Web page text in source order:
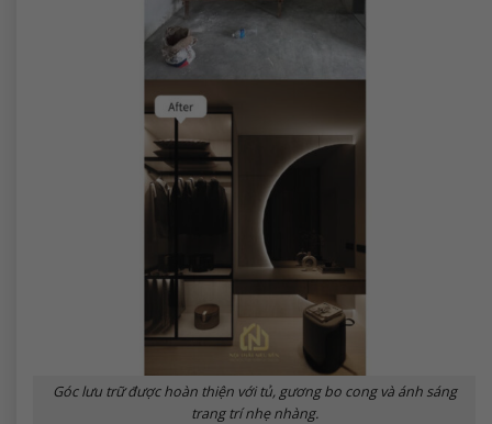
Góc lưu trữ được hoàn thiện với tủ, gương bo cong và ánh sáng
trang trí nhẹ nhàng.